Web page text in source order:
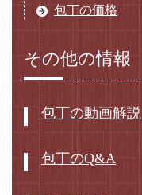
包丁の価格
その他の情報
包丁の動画解説
包丁のQ&A